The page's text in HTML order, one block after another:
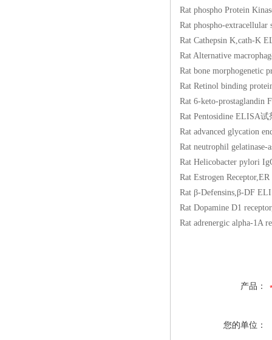
Rat phospho Protein
Rat phospho-
Rat Cathepsin K,cath-K
Rat Alternative
Rat bone
Rat Retinol binding
Rat 6-keto-
Rat Pentosidine ELISA
Rat advanced glycation
Rat neutrophil
Rat Helicobacter pylori
Rat Estrogen
Rat β-Defensins,β-DF
Rat Dopamine D1
Rat adrenergic alpha-
产品：
您的单位：